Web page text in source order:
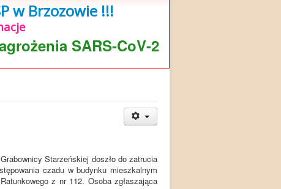
w Brzozowie !!!
SARS-CoV-2
Starzeńskiej doszło do zatrucia
czadu w budynku mieszkalnym
z nr 112. Osoba zgłaszająca